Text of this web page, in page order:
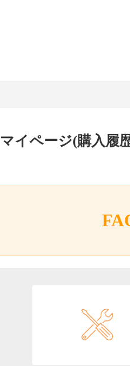
マイページ(購入履